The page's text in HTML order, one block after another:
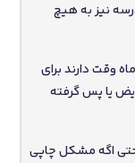
نیز به هیچ
و اینکه کتاب هایی که مشکل چاپی دارن فقط 2 ماه وقت دارند برای
یا پس گرفته
اگه مشکل چاپی